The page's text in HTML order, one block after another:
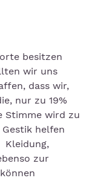
besitzen
wir uns
dass wir,
nur zu 19%
Stimme wird zu
helfen
Kleidung,
zur